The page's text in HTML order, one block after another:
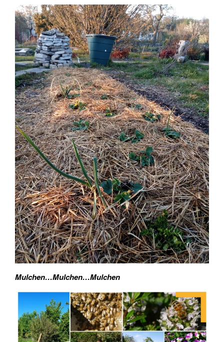
Mulchen…Mulchen…Mulchen